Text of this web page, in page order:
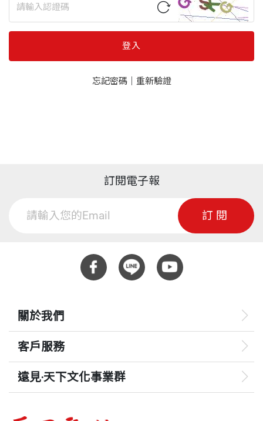
登入
忘記密碼｜ 重新驗證
訂閱電子報
訂閱
關於我們
客戶服務
遠見‧天下文化事業群